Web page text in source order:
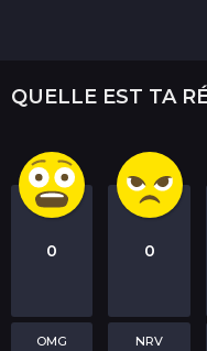
o
n
QUELLE EST TA
0
OMG
0
NRV